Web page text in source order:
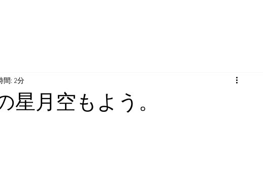
月空もよう。
間: 2分